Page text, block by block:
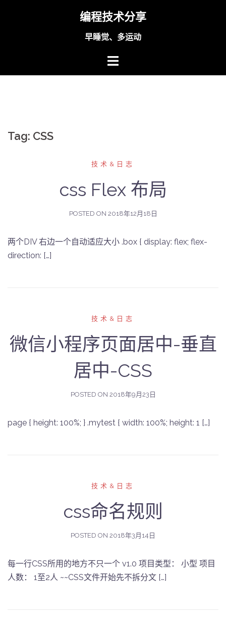
编程技术分享
早睡觉、多运动
Tag: CSS
技术&日志
css Flex 布局
POSTED ON 2018年12月18日
两个DIV 右边一个自动适应大小 .box { display: flex; flex-
direction: […]
技术&日志
微信小程序页面居中-垂直
居中-CSS
POSTED ON 2018年9月23日
page { height: 100%; } .mytest { width: 100%; height: 1 […]
技术&日志
css命名规则
POSTED ON 2018年3月14日
每一行CSS所用的地方不只一个 v1.0 项目类型： 小型 项目
人数： 1至2人 ~~CSS文件开始先不拆分文 […]